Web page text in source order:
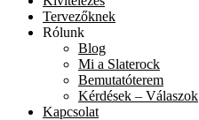
Tervezőknek
Rólunk
Blog
Mi a Slaterock
Bemutatóterem
Kérdések – Válaszok
Kapcsolat